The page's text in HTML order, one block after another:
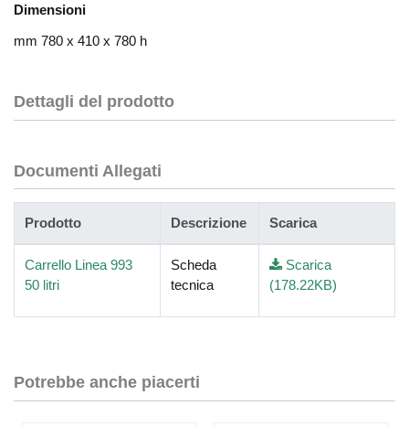
Dimensioni
mm 780 x 410 x 780 h
Dettagli del prodotto
Documenti Allegati
Prodotto Descrizione Scarica
Carrello Linea 993
50 litri
Scheda
tecnica
Scarica
(178.22KB)
Potrebbe anche piacerti